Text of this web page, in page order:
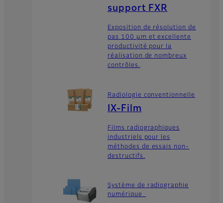
support FXR
Exposition de résolution de
pas 100 μm et excellente
productivité pour la
réalisation de nombreux
contrôles.
Radiologie conventionnelle
IX-Film
Films radiographiques
industriels pour les
méthodes de essais non-
destructifs.
Système de radiographie
numérique